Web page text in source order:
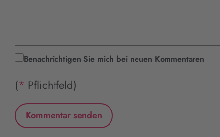
Benachrichtigen Sie mich bei neuen Kommentaren
(* Pflichtfeld)